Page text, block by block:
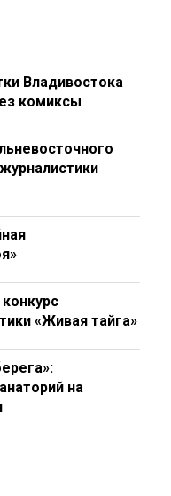
Владивостока
комиксы
«Живая тайга»
на